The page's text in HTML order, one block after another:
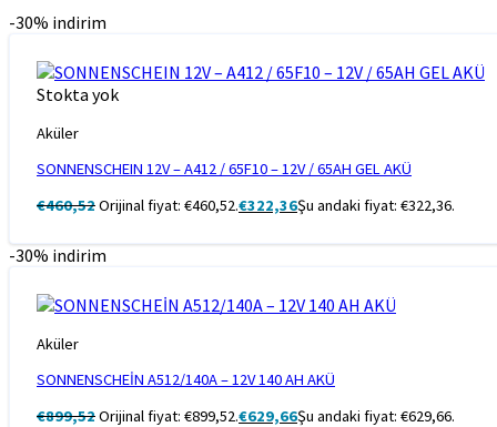
-30% indirim
Stokta yok
Aküler
SONNENSCHEIN 12V – A412 / 65F10 – 12V / 65AH GEL AKÜ
€460,52Orijinal fiyat: €460,52.€322,36Şu andaki fiyat: €322,36.
-30% indirim
Aküler
SONNENSCHEİN A512/140A – 12V 140 AH AKÜ
€899,52Orijinal fiyat: €899,52.€629,66Şu andaki fiyat: €629,66.